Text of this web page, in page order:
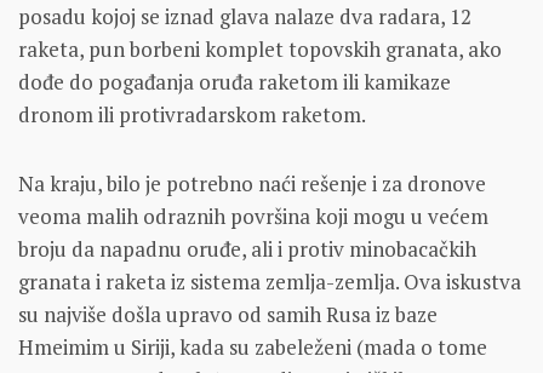
posadu kojoj se iznad glava nalaze dva radara, 12
raketa, pun borbeni komplet topovskih granata, ako
dođe do pogađanja oruđa raketom ili kamikaze
dronom ili protivradarskom raketom.
Na kraju, bilo je potrebno naći rešenje i za dronove
veoma malih odraznih površina koji mogu u većem
broju da napadnu oruđe, ali i protiv minobacačkih
granata i raketa iz sistema zemlja-zemlja. Ova iskustva
su najviše došla upravo od samih Rusa iz baze
Hmeimim u Siriji, kada su zabeleženi (mada o tome